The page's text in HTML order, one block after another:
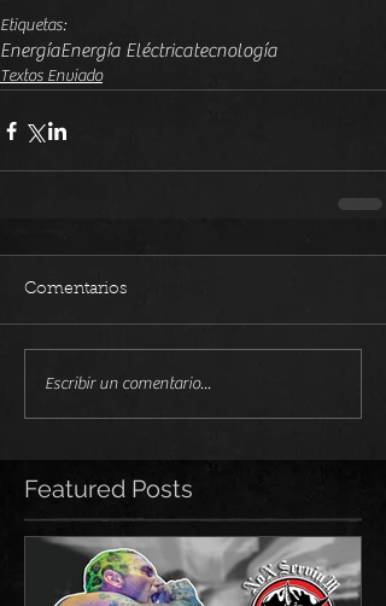
Etiquetas:
EnergíaEnergía Eléctricatecnología
Textos Enviado
Comentarios
Escribir un comentario...
Featured Posts